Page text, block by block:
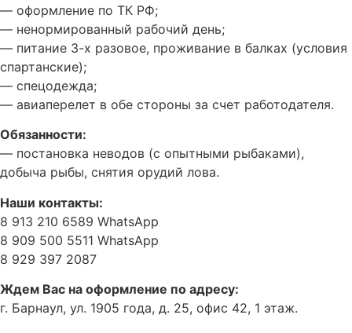
— оформление по ТК РФ;
— ненормированный рабочий день;
— питание 3-х разовое, проживание в балках (условия
спартанские);
— спецодежда;
— авиаперелет в обе стороны за счет работодателя.
Обязанности:
— постановка неводов (с опытными рыбаками),
добыча рыбы, снятия орудий лова.
Наши контакты:
8 913 210 6589 WhatsApp
8 909 500 5511 WhatsApp
8 929 397 2087
Ждем Вас на оформление по адресу:
г. Барнаул, ул. 1905 года, д. 25, офис 42, 1 этаж.